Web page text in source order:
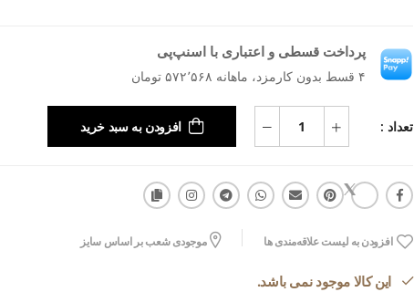
پرداخت قسطی و اعتباری با اسنپ‌پی
۴ قسط بدون کارمزد، ماهانه ۵۷۲٬۵۶۸ تومان
تعداد : افزودن به سبد خرید
افزودن به لیست علاقه‌مندی ها موجودی شعب بر اساس سایز
این کالا موجود نمی باشد.